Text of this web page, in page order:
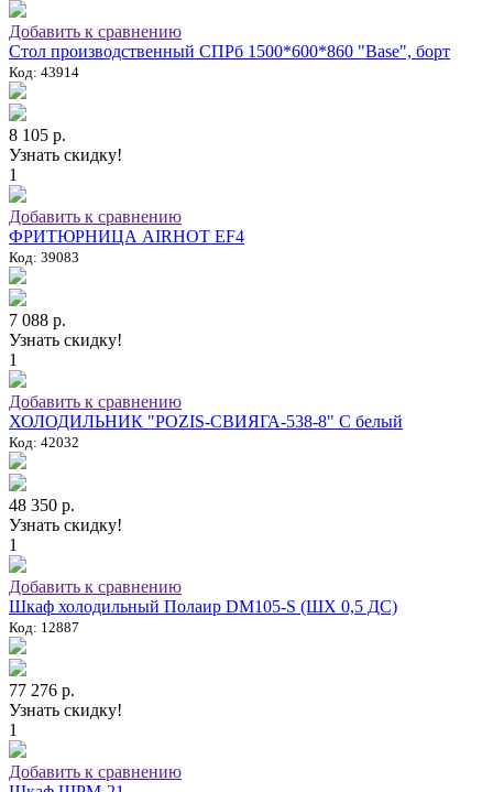
Добавить к сравнению
Стол производственный СПРб 1500*600*860 "Base", борт
Код: 43914
8 105 р.
Узнать скидку!
1
Добавить к сравнению
ФРИТЮРНИЦА AIRHOT EF4
Код: 39083
7 088 р.
Узнать скидку!
1
Добавить к сравнению
ХОЛОДИЛЬНИК "POZIS-СВИЯГА-538-8" C белый
Код: 42032
48 350 р.
Узнать скидку!
1
Добавить к сравнению
Шкаф холодильный Полаир DM105-S (ШХ 0,5 ДС)
Код: 12887
77 276 р.
Узнать скидку!
1
Добавить к сравнению